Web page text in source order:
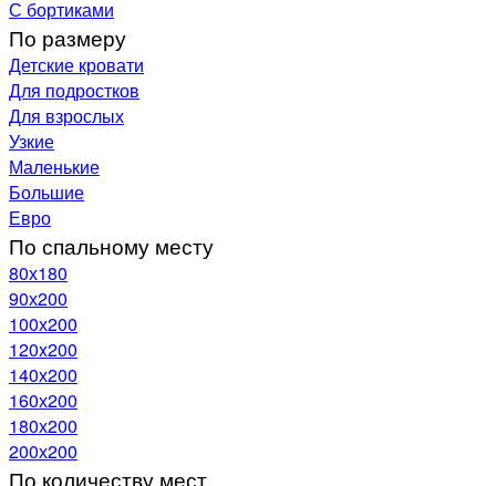
С бортиками
По размеру
Детские кровати
Для подростков
Для взрослых
Узкие
Маленькие
Большие
Евро
По спальному месту
80х180
90х200
100х200
120x200
140х200
160х200
180х200
200х200
По количеству мест